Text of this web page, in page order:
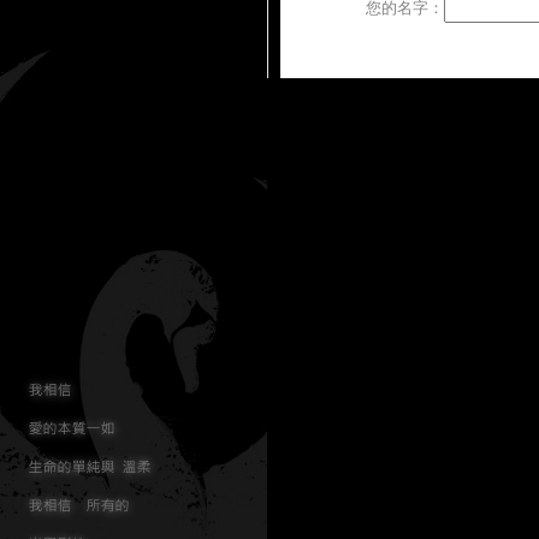
您的名字：